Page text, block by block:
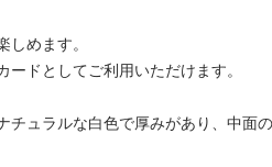
しめます。
ドとしてご利用いただけます。
チュラルな白色で厚みがあり、中面